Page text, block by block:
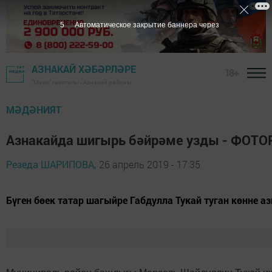
АЗНАКАЙ ХӘБӘРЛӘРЕ
МӘДӘНИЯТ
Азнакайда шигырь бәйрәме узды -
Резеда ШАРИПОВА, 26 апрель 2019 - 17:35
​​​​​​​Бүген бөек татар шагыйре Габдулла Тукай туган
4 Автоматическое закрытие баннера через